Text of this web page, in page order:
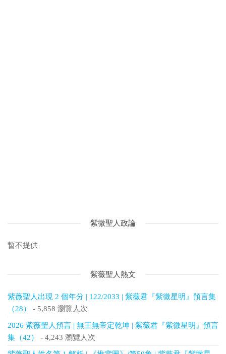
紫微聖人政論
暫不提供
紫薇聖人熱文
紫薇聖人出現 2 個年分 | 122/2033 | 紫薇君『紫微星明』預言集
（28）
- 5,858 瀏覽人次
2026 紫薇聖人預言 | 無王無帝定乾坤 | 紫薇君『紫微星明』預言
集（42）
- 4,243 瀏覽人次